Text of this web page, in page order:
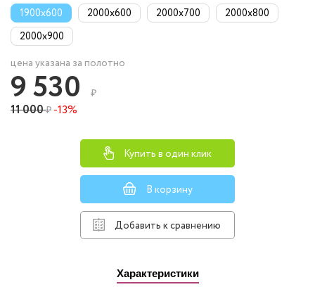
1900x600
2000x600 2000x700
2000x800
2000x900
цена указана за полотно
9 530 ₽
11 000₽ -13%
Купить в один клик
В корзину
Добавить к сравнению
Характеристики